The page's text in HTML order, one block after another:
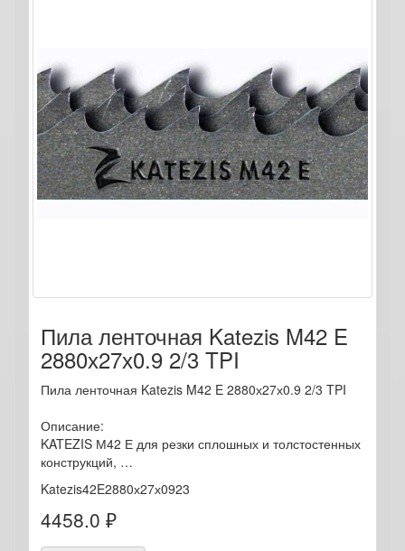
Пила ленточная Katezis M42 E
2880х27х0.9 2/3 TPI
Пила ленточная Katezis M42 E 2880х27х0.9 2/3 TPI
Описание:
KATEZIS М42 Е для резки сплошных и толстостенных
конструкций, …
Katezis42E2880х27х0923
4458.0 ₽